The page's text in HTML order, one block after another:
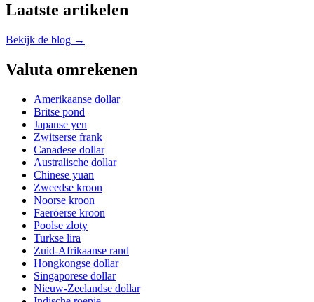
Laatste artikelen
Bekijk de blog →
Valuta omrekenen
Amerikaanse dollar
Britse pond
Japanse yen
Zwitserse frank
Canadese dollar
Australische dollar
Chinese yuan
Zweedse kroon
Noorse kroon
Faeröerse kroon
Poolse zloty
Turkse lira
Zuid-Afrikaanse rand
Hongkongse dollar
Singaporese dollar
Nieuw-Zeelandse dollar